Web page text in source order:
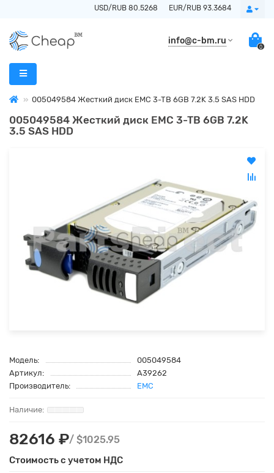
USD/RUB 80.5268 EUR/RUB 93.3684
info@c-bm.ru
0
005049584 Жесткий диск EMC 3-TB 6GB 7.2K 3.5 SAS HDD
005049584 Жесткий диск EMC 3-TB 6GB 7.2K
3.5 SAS HDD
Модель:
005049584
Артикул:
A39262
Производитель:
EMC
82616 ₽/ $1025.95
Стоимость с учетом НДС